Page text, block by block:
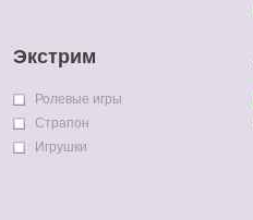
Экстрим
Ролевые игры
Страпон
Игрушки